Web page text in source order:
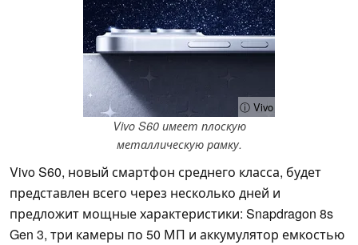
ⓘ Vivo
Vivo S60 имеет плоскую
металлическую рамку.
Vivo S60, новый смартфон среднего класса, будет
представлен всего через несколько дней и
предложит мощные характеристики: Snapdragon 8s
Gen 3, три камеры по 50 МП и аккумулятор емкостью